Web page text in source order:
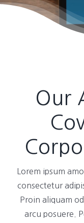
Our
Lorem ipsum
consectetur
Proin aliquam
arcu posuere.